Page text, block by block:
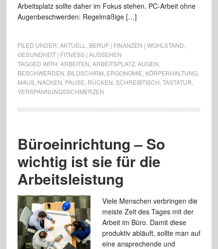
Arbeitsplatz sollte daher im Fokus stehen. PC-Arbeit ohne
Augenbeschwerden: Regelmäßige […]
FILED UNDER:AKTUELL BERUF | FINANZEN | WOHLSTAND
GESUNDHEIT | FITNESS | AUSSEHEN
TAGGED WITH:ARBEITEN ARBEITSPLATZ, AUGEN
BESCHWERDEN BILDSCHIRM ERGONOMIE KÖRPERHALTUNG,
MAUS, NACKEN PAUSE RÜCKEN SCHREIBTISCH TASTATUR
VERSPANNUNGSSCHMERZEN
Büroeinrichtung – So
wichtig ist sie für die
Arbeitsleistung
Viele Menschen verbringen die
meiste Zeit des Tages mit der
Arbeit im Büro. Damit diese
produktiv abläuft, sollte man auf
eine ansprechende und